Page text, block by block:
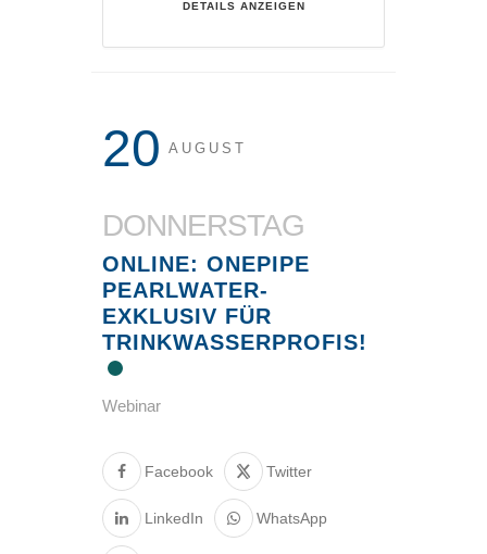
DETAILS ANZEIGEN
20 AUGUST
DONNERSTAG
ONLINE: ONEPIPE
PEARLWATER-
EXKLUSIV FÜR
TRINKWASSERPROFIS!
Webinar
Facebook Twitter
LinkedIn WhatsApp